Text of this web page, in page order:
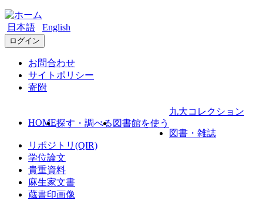
日本語 English
ログイン
お問合わせ
サイトポリシー
寄附
HOME探す・調べる 図書館を使う
九大コレクション
図書・雑誌
リポジトリ(QIR)
学位論文
貴重資料
麻生家文書
蔵書印画像